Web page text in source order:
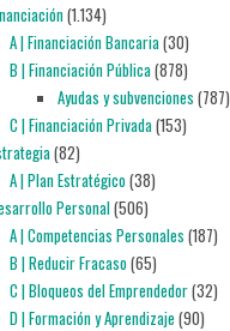
(1.134)
A | Financiación Bancaria(30)
B | Financiación Pública(878)
Ayudas y subvenciones (787)
C | Financiación Privada(153)
(82)
A | Plan Estratégico(38)
Personal(506)
A | Competencias Personales (187)
B | Reducir Fracaso(65)
C | Bloqueos del Emprendedor(32)
D | Formación y Aprendizaje (90)